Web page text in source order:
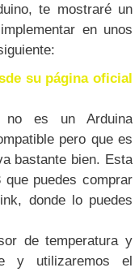
te mostraré un
en unos
su página oficial
no es un Arduina
pero que es
bastante bien. Esta
puedes comprar
donde lo puedes
de temperatura y
y utilizaremos el